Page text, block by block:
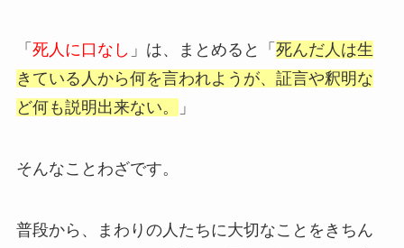
「 死人に口なし 」は、まとめると「 死んだ人は生
きている人から何を言われようが、証言や釈明な
ど何も説明出来ない。
」
そんなことわざです。
普段から、まわりの人たちに大切なことをきちん